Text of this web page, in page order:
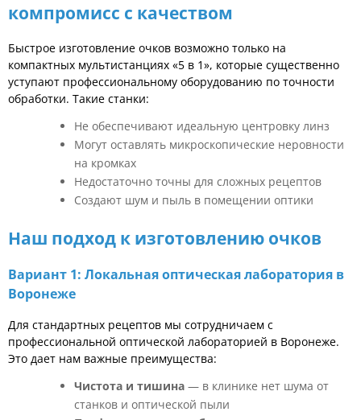
компромисс с качеством
Быстрое изготовление очков возможно только на
компактных мультистанциях «5 в 1», которые существенно
уступают профессиональному оборудованию по точности
обработки. Такие станки:
Не обеспечивают идеальную центровку линз
Могут оставлять микроскопические неровности
на кромках
Недостаточно точны для сложных рецептов
Создают шум и пыль в помещении оптики
Наш подход к изготовлению очков
Вариант 1: Локальная оптическая лаборатория в
Воронеже
Для стандартных рецептов мы сотрудничаем с
профессиональной оптической лабораторией в Воронеже.
Это дает нам важные преимущества:
Чистота и тишина — в клинике нет шума от
станков и оптической пыли